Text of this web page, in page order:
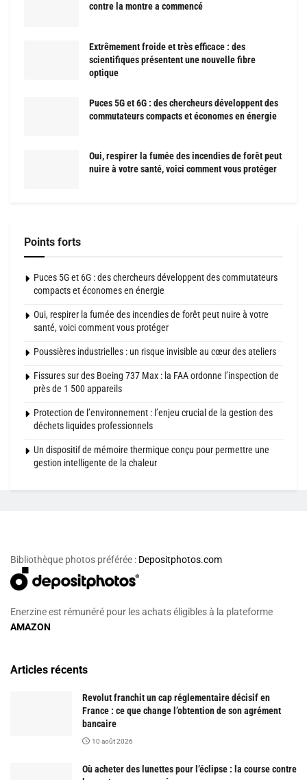
contre la montre a commencé
Extrêmement froide et très efficace : des
scientifiques présentent une nouvelle fibre
optique
Puces 5G et 6G : des chercheurs développent des
commutateurs compacts et économes en énergie
Oui, respirer la fumée des incendies de forêt peut
nuire à votre santé, voici comment vous protéger
Points forts
Puces 5G et 6G : des chercheurs développent des commutateurs
compacts et économes en énergie
Oui, respirer la fumée des incendies de forêt peut nuire à votre
santé, voici comment vous protéger
Poussières industrielles : un risque invisible au cœur des ateliers
Fissures sur des Boeing 737 Max : la FAA ordonne l’inspection de
près de 1 500 appareils
Protection de l’environnement : l’enjeu crucial de la gestion des
déchets liquides professionnels
Un dispositif de mémoire thermique conçu pour permettre une
gestion intelligente de la chaleur
Bibliothèque photos préférée : Depositphotos.com
Enerzine est rémunéré pour les achats éligibles à la plateforme
AMAZON
Articles récents
Revolut franchit un cap réglementaire décisif en
France : ce que change l’obtention de son agrément
bancaire
10 août 2026
Où acheter des lunettes pour l’éclipse : la course contre